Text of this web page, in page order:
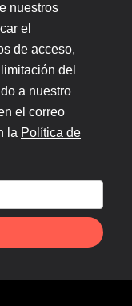
nuestros
el
de acceso,
del
a nuestro
el correo
la Política de